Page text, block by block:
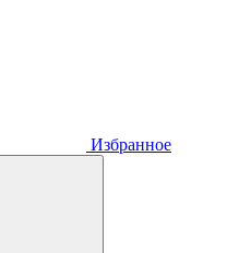
Избранное